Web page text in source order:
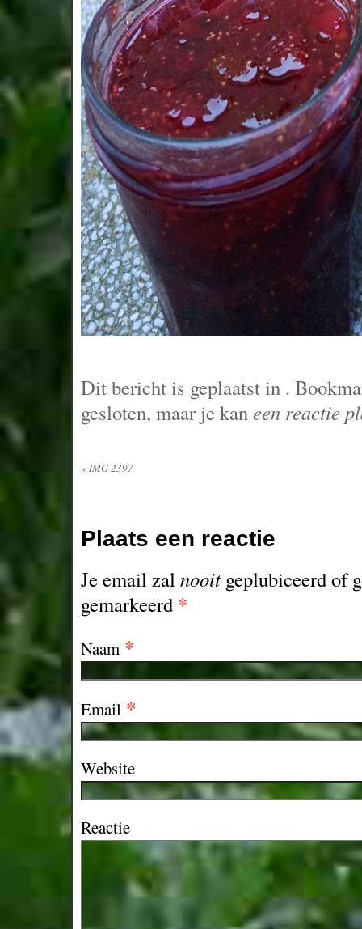
Dit bericht is geplaatst in .
gesloten, maar je kaneen reactie
« IMG 2397
Plaats een reactie
Je email zalnooitgeplubiceerd of
gemarkeerd *
Naam *
Email *
Website
Reactie